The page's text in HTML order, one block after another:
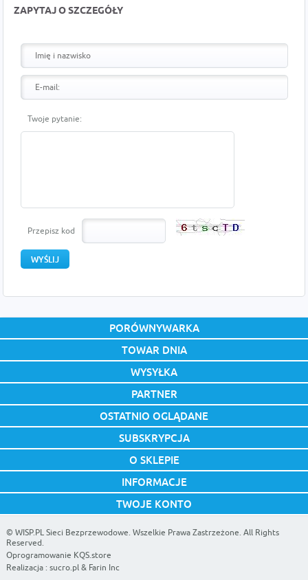
ZAPYTAJ O SZCZEGÓŁY
Twoje pytanie:
Przepisz kod
PORÓWNYWARKA
TOWAR DNIA
WYSYŁKA
PARTNER
OSTATNIO OGLĄDANE
SUBSKRYPCJA
O SKLEPIE
INFORMACJE
TWOJE KONTO
© WISP.PL Sieci Bezprzewodowe. Wszelkie Prawa Zastrzeżone. All Rights
Reserved.
Oprogramowanie KQS.store
Realizacja : sucro.pl& Farin Inc